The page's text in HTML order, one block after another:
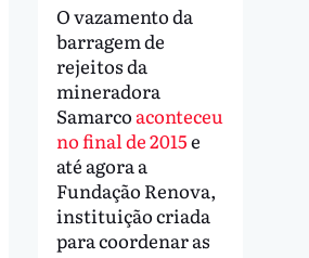
O vazamento da
barragem de
rejeitos da
mineradora
Samarco aconteceu
no final de 2015e
até agora a
Fundação Renova,
instituição criada
para coordenar as